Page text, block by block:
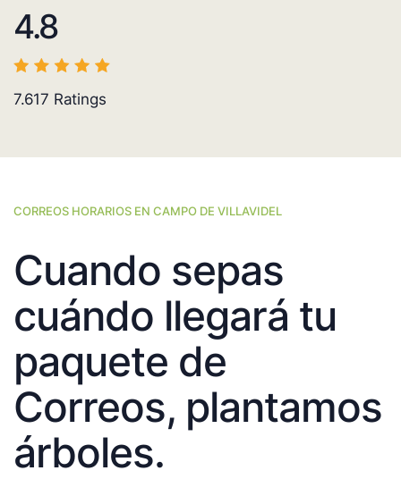
4.8
7.617 Ratings
CORREOS HORARIOS EN CAMPO DE VILLAVIDEL
Cuando sepas
cuándo llegará tu
paquete de
Correos, plantamos
árboles.